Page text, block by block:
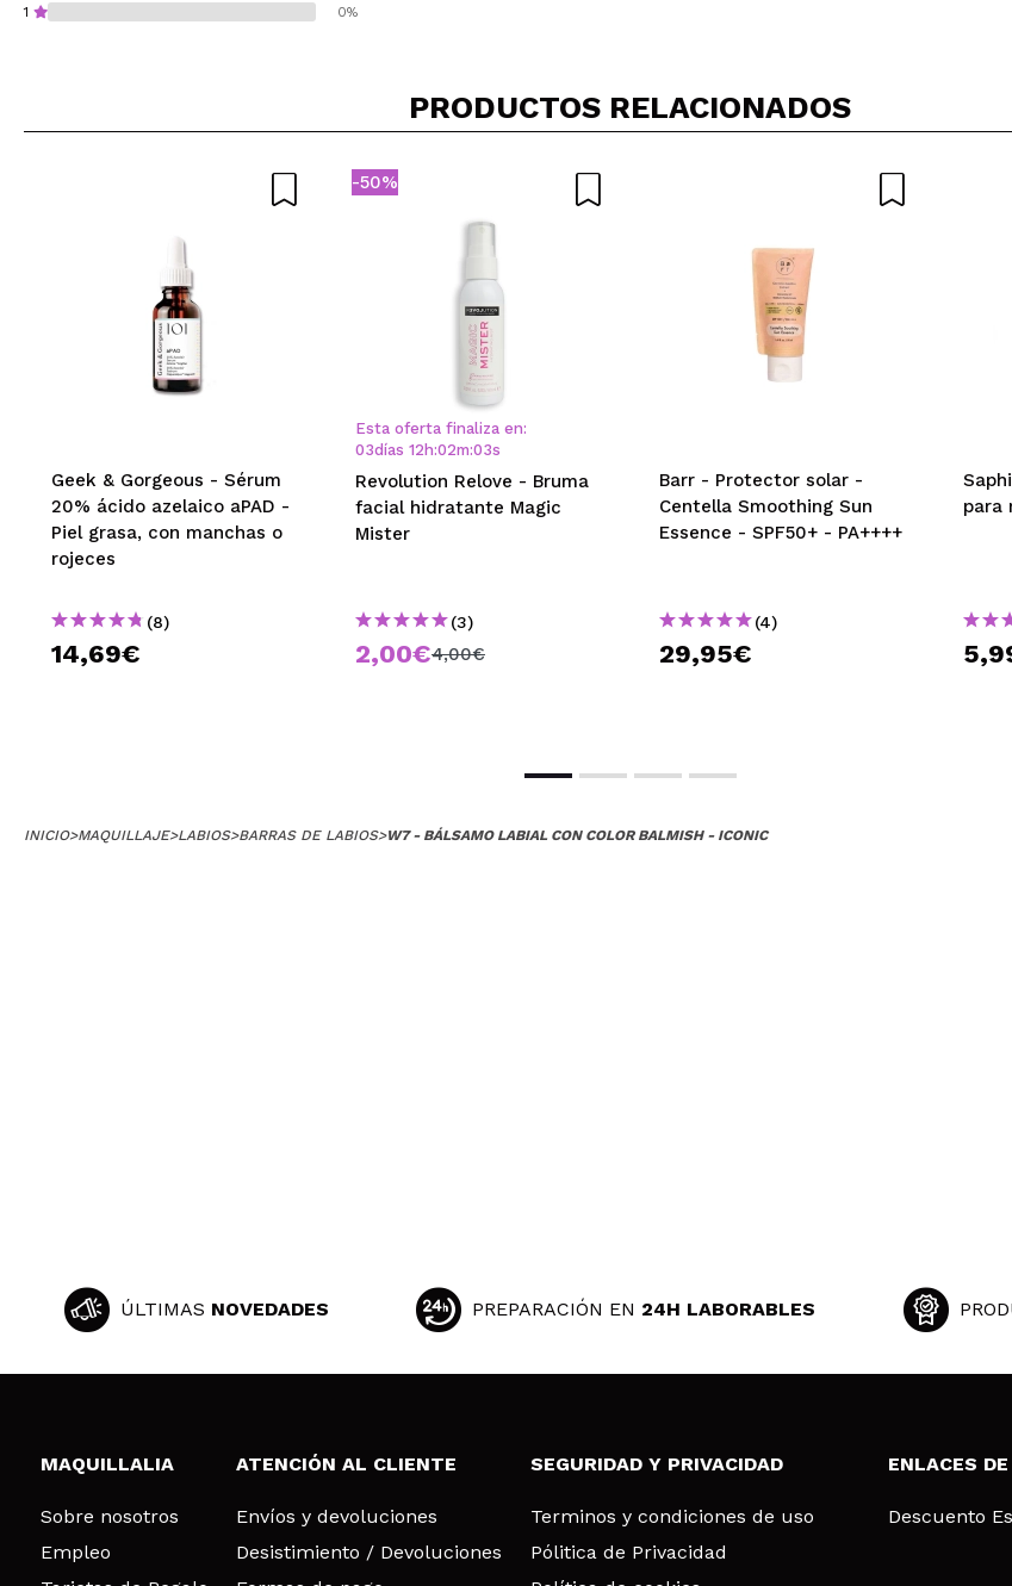
1 0%
PRODUCTOS RELACIONADOS
Geek & Gorgeous - Sérum
20% ácido azelaico aPAD -
Piel grasa, con manchas o
rojeces
(8)
14,69€
-50%
Esta oferta finaliza en:
03días 12 h:02m:03s
Revolution Relove - Bruma
facial hidratante Magic
Mister
(3)
2,00€4,00€
Barr - Protector solar -
Centella Smoothing Sun
Essence - SPF50+ - PA++++
(4)
29,95€
para
INICIO>MAQUILLAJE>LABIOS>BARRAS DE LABIOS>W7 - BÁLSAMO LABIAL CON COLOR BALMISH - ICONIC
ÚLTIMAS NOVEDADES PREPARACIÓN EN 24H LABORABLES
MAQUILLALIA
Sobre nosotros
Empleo
ATENCIÓN AL CLIENTE
Envíos y devoluciones
Desistimiento / Devoluciones
SEGURIDAD Y PRIVACIDAD
Terminos y condiciones de uso
Pólitica de Privacidad
ENLACES
Descuento